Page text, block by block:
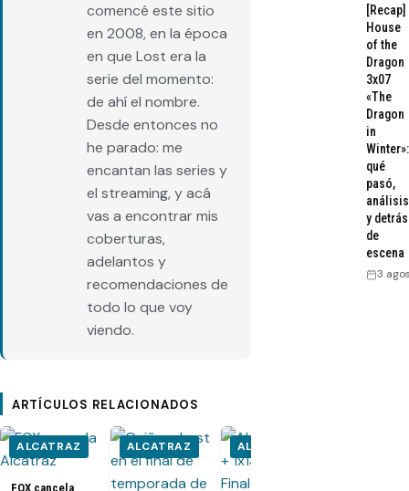
comencé este sitio
en 2008, en la época
en que Lost era la
serie del momento:
de ahí el nombre.
Desde entonces no
he parado: me
encantan las series y
el streaming, y acá
vas a encontrar mis
coberturas,
adelantos y
recomendaciones de
todo lo que voy
viendo.
ARTÍCULOS RELACIONADOS
ALCATRAZ
FOX cancela
ALCATRAZ ALCATRAZ
[Recap]
House
of the
Dragon
3x07
«The
Dragon
in
Winter»:
qué
pasó,
análisis
y detrás
de
escena
3